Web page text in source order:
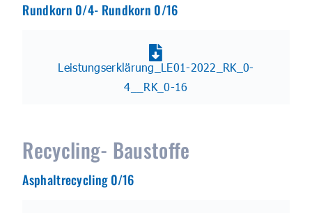
Rundkorn 0/4- Rundkorn 0/16
Leistungserklärung_LE01-2022_RK_0-
4__RK_0-16
Recycling- Baustoffe
Asphaltrecycling 0/16